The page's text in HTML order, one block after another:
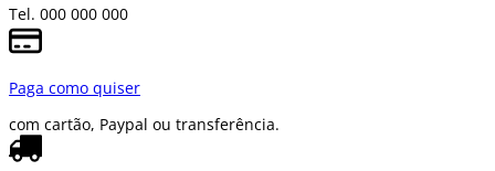
Tel. 000 000 000
Paga como quiser
com cartão, Paypal ou transferência.